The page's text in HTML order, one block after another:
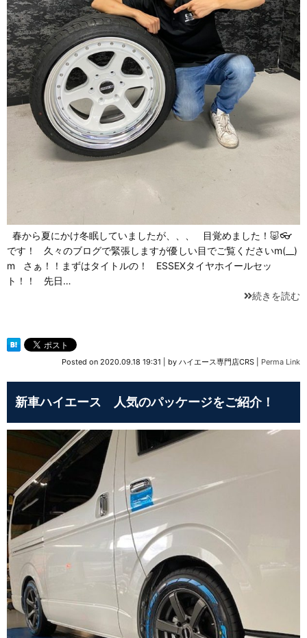
春から夏にかけ冬眠していましたが、、、 目覚めました！🐷👓
です！ 久々のブログで緊張しますが優しい目でご覧くださいm(__)
m さぁ！！まずはタイトルの！ ESSEXタイヤホイールセッ
ト！！ 先日…
続きを読む
Posted on 2020.09.18 19:31 by ハイエース専門店CRS Perma Link
新車ハイエース 人気のパッケージをご紹介！